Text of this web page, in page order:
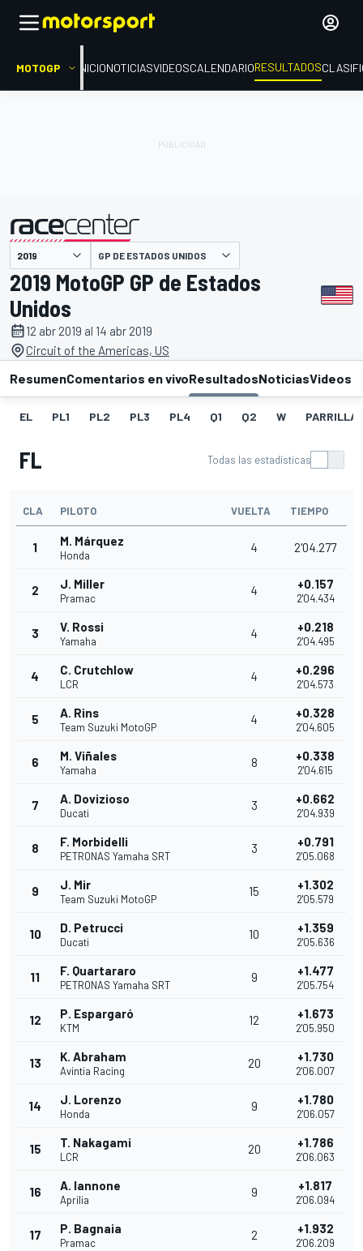
MOTOGP INICIONOTICIASVIDEOSCALENDARIORESULTADOS
presentado por GP DE ESTADOS UNIDOS
2019 MotoGP GP de Estados
Unidos
12 abr 2019 al 14 abr 2019
Circuit of the Americas, US
ResumenComentarios en vivoResultadosNoticiasVideos
EL PL1 PL2 PL3 PL4 Q1 Q2 W PARRILLA
FL Todas las estadísticas
CLA PILOTO VUELTA TIEMPO
1 M. Márquez
Honda
4 2'04.277
2 J. Miller
Pramac
4 +0.157
2'04.434
3 V. Rossi
Yamaha
4 +0.218
2'04.495
4 C. Crutchlow
LCR
4 +0.296
2'04.573
5 A. Rins
Team Suzuki MotoGP
4 +0.328
2'04.605
6 M. Viñales
Yamaha
8 +0.338
2'04.615
7 A. Dovizioso
Ducati
3 +0.662
2'04.939
8 F. Morbidelli
PETRONAS Yamaha SRT
3 +0.791
2'05.068
9 J. Mir
Team Suzuki MotoGP
15 +1.302
2'05.579
10 D. Petrucci
Ducati
10 +1.359
2'05.636
11 F. Quartararo
PETRONAS Yamaha SRT
9 +1.477
2'05.754
12 P. Espargaró
KTM
12 +1.673
2'05.950
13 K. Abraham
Avintia Racing
20 +1.730
2'06.007
14 J. Lorenzo
Honda
9 +1.780
2'06.057
15 T. Nakagami
LCR
20 +1.786
2'06.063
16 A. Iannone
Aprilia
9 +1.817
2'06.094
17 P. Bagnaia
Pramac
2 +1.932
2'06.209